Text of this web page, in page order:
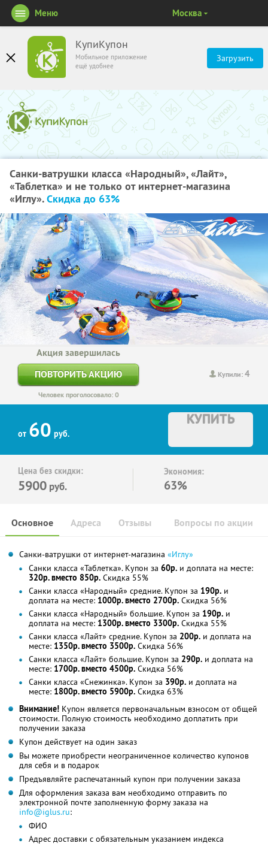
КупиКупон
Мобильное приложение
ещё удобнее
Загрузить
Меню Москва
Санки-ватрушки класса «Народный», «Лайт»,
«Таблетка» и не только от интернет-магазина
«Иглу».Скидка до 63%
Купили:4
Акция завершилась
ПОВТОРИТЬ АКЦИЮ
Человек проголосовало: 0
от 60 руб.
КУПИТЬ
Цена без скидки:
5900 руб.
Экономия:
63%
Основное Отзывы Вопросы по акции
Адреса
Санки-ватрушки от интернет-магазина «Иглу»
Санки класса «Таблетка». Купон за 60р. и доплата на месте:
320р. вместо 850р. Скидка 55%
Санки класса «Народный» средние. Купон за 190р. и
доплата на месте: 1000р. вместо 2700р. Скидка 56%
Санки класса «Народный» большие. Купон за 190р. и
доплата на месте: 1300р. вместо 3300р. Скидка 55%
Санки класса «Лайт» средние. Купон за 200р. и доплата на
месте: 1350р. вместо 3500р. Скидка 56%
Санки класса «Лайт» большие. Купон за 290р. и доплата на
месте: 1700р. вместо 4500р. Скидка 56%
Санки класса «Снежинка». Купон за 390р. и доплата на
месте: 1800р. вместо 5900р. Скидка 63%
Внимание! Купон является первоначальным взносом от общей
стоимости. Полную стоимость необходимо доплатить при
получении заказа
Купон действует на один заказ
Вы можете приобрести неограниченное количество купонов
для себя и в подарок
Предъявляйте распечатанный купон при получении заказа
Для оформления заказа вам необходимо отправить по
электронной почте заполненную форму заказа на
info@iglus.ru:
ФИО
Адрес доставки с обязательным указанием индекса